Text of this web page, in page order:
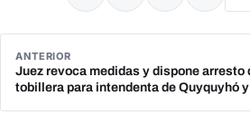
ANTERIOR
Juez revoca medidas y dispone
tobillera para intendenta de Quyquyhó